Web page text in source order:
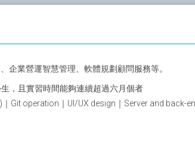
企業營運智慧管理、軟體規劃顧問服務等。
，且實習時間能夠連續超過六月個者
Git operation｜UI/UX design｜Server and back-